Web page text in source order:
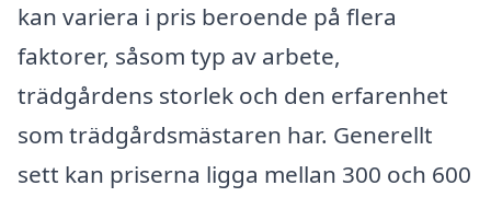
kan variera i pris beroende på flera
faktorer, såsom typ av arbete,
trädgårdens storlek och den erfarenhet
som trädgårdsmästaren har. Generellt
sett kan priserna ligga mellan 300 och 600